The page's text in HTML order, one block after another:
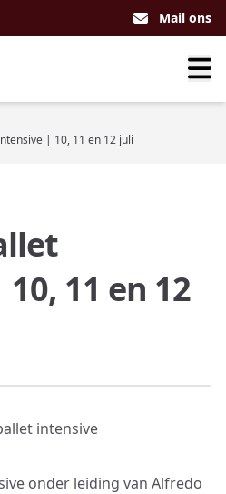
Mail ons
| 10, 11 en 12 juli
11 en 12
intensive
onder leiding van Alfredo